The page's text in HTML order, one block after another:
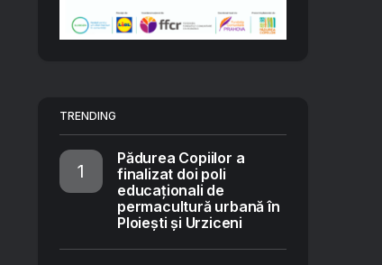
TRENDING
Pădurea Copiilor a
finalizat doi poli
educaționali de
permacultură urbană în
Ploiești și Urziceni